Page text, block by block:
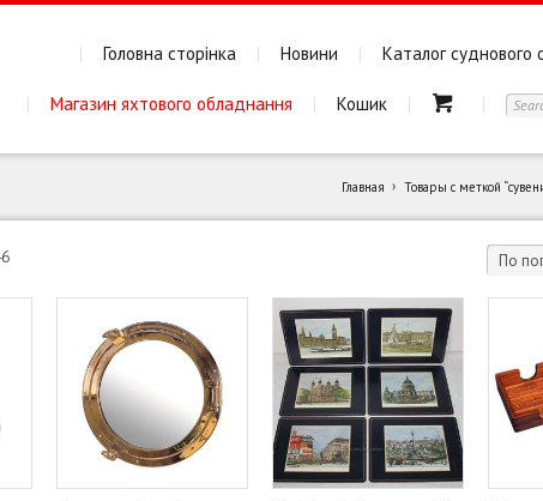
Головна сторінка Новини Каталог суднового
Магазин яхтового обладнання Кошик
Главная Товары с меткой
Сортировка: